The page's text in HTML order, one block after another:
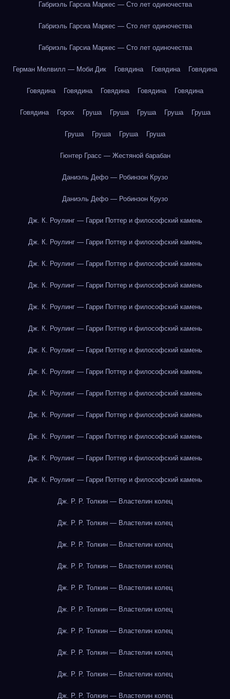
Габриэль Гарсиа Маркес — Сто лет одиночества
Габриэль Гарсиа Маркес — Сто лет одиночества
Габриэль Гарсиа Маркес — Сто лет одиночества
Герман Мелвилл — Моби Дик Говядина Говядина Говядина
Говядина Говядина Говядина Говядина Говядина
Говядина Горох Груша Груша Груша Груша Груша
Груша Груша Груша Груша
Гюнтер Грасс — Жестяной барабан
Даниэль Дефо — Робинзон Крузо
Даниэль Дефо — Робинзон Крузо
Дж. К. Роулинг — Гарри Поттер и философский камень
Дж. К. Роулинг — Гарри Поттер и философский камень
Дж. К. Роулинг — Гарри Поттер и философский камень
Дж. К. Роулинг — Гарри Поттер и философский камень
Дж. К. Роулинг — Гарри Поттер и философский камень
Дж. К. Роулинг — Гарри Поттер и философский камень
Дж. К. Роулинг — Гарри Поттер и философский камень
Дж. К. Роулинг — Гарри Поттер и философский камень
Дж. К. Роулинг — Гарри Поттер и философский камень
Дж. К. Роулинг — Гарри Поттер и философский камень
Дж. К. Роулинг — Гарри Поттер и философский камень
Дж. К. Роулинг — Гарри Поттер и философский камень
Дж. К. Роулинг — Гарри Поттер и философский камень
Дж. Р. Р. Толкин — Властелин колец
Дж. Р. Р. Толкин — Властелин колец
Дж. Р. Р. Толкин — Властелин колец
Дж. Р. Р. Толкин — Властелин колец
Дж. Р. Р. Толкин — Властелин колец
Дж. Р. Р. Толкин — Властелин колец
Дж. Р. Р. Толкин — Властелин колец
Дж. Р. Р. Толкин — Властелин колец
Дж. Р. Р. Толкин — Властелин колец
Дж. Р. Р. Толкин — Властелин колец